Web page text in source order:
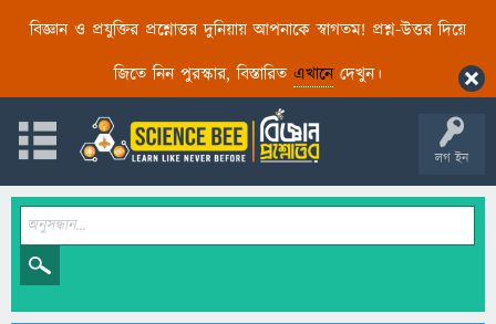
বিজ্ঞান ও প্রযুক্তির প্রশ্নোত্তর দুনিয়ায় আপনাকে স্বাগতম! প্রশ্ন-উত্তর দিয়ে
জিতে নিন পুরস্কার, বিস্তারিত এখানেদেখুন।
লগ ইন